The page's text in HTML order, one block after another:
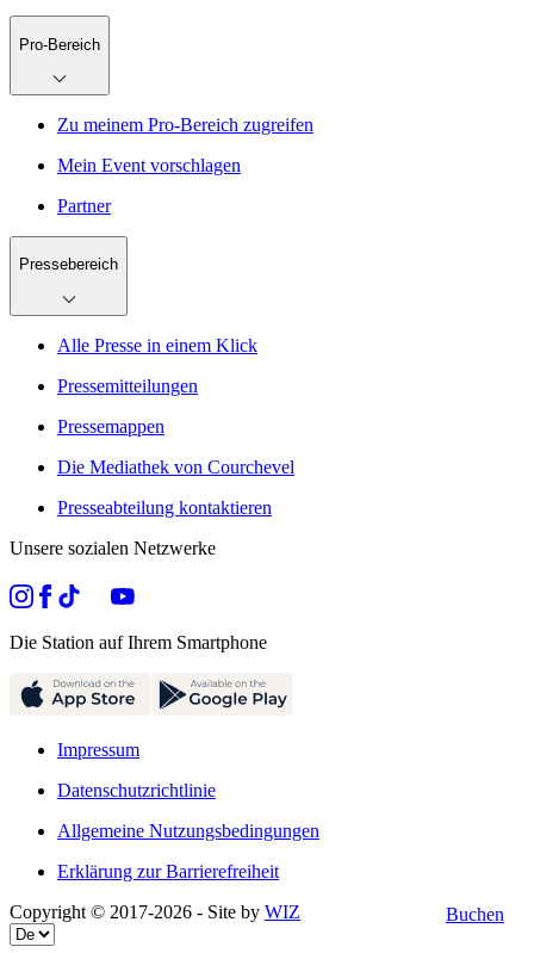
Buchen
Pro-Bereich
Zu meinem Pro-Bereich zugreifen
Mein Event vorschlagen
Partner
Pressebereich
Alle Presse in einem Klick
Pressemitteilungen
Pressemappen
Die Mediathek von Courchevel
Presseabteilung kontaktieren
Unsere sozialen Netzwerke
Die Station auf Ihrem Smartphone
Impressum
Datenschutzrichtlinie
Allgemeine Nutzungsbedingungen
Erklärung zur Barrierefreiheit
Copyright © 2017-2026 - Site by WIZ